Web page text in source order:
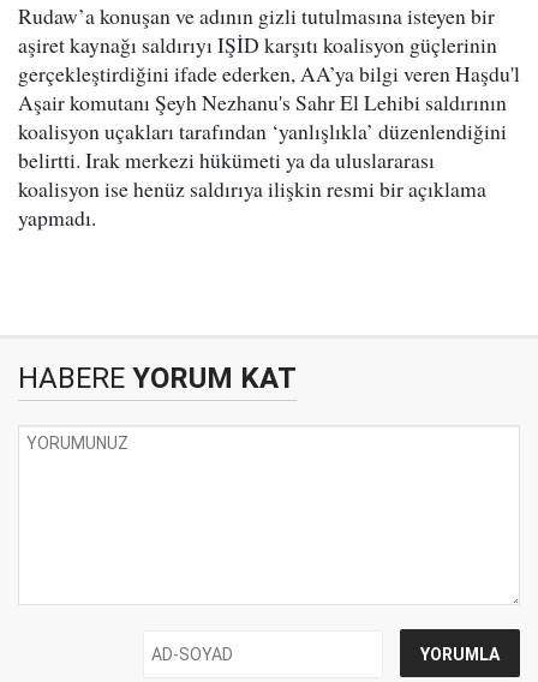
Rudaw’a konuşan ve adının gizli tutulmasına isteyen bir
aşiret kaynağı saldırıyı IŞİD karşıtı koalisyon güçlerinin
gerçekleştirdiğini ifade ederken, AA’ya bilgi veren Haşdu'l
Aşair komutanı Şeyh Nezhanu's Sahr El Lehibi saldırının
koalisyon uçakları tarafından ‘yanlışlıkla’ düzenlendiğini
belirtti. Irak merkezi hükümeti ya da uluslararası
koalisyon ise henüz saldırıya ilişkin resmi bir açıklama
yapmadı.
HABERE YORUM KAT